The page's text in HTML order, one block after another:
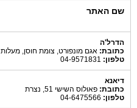
שם האתר
הדרל'ה
כתובת: אגם מונפורט, צומת חוסן, מעלות
טלפון:
דיאנא
כתובת: פאולוס השישי 51, נצרת
טלפון: